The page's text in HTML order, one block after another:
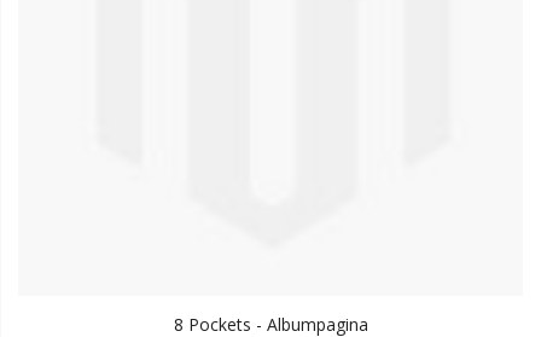
8 Pockets - Albumpagina